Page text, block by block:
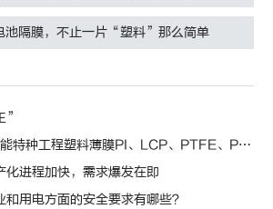
池隔膜，不止一片“塑料”那么简单
”
工程塑料薄膜PI、LCP、PTFE、PPS、PEEK、PEN
化进程加快，需求爆发在即
用电方面的安全要求有哪些？